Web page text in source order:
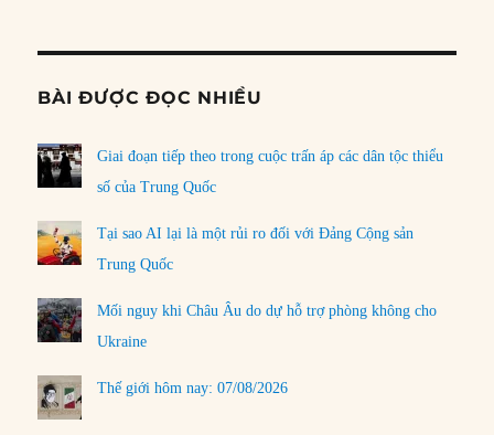
BÀI ĐƯỢC ĐỌC NHIỀU
Giai đoạn tiếp theo trong cuộc trấn áp các dân tộc thiểu
số của Trung Quốc
Tại sao AI lại là một rủi ro đối với Đảng Cộng sản
Trung Quốc
Mối nguy khi Châu Âu do dự hỗ trợ phòng không cho
Ukraine
Thế giới hôm nay: 07/08/2026